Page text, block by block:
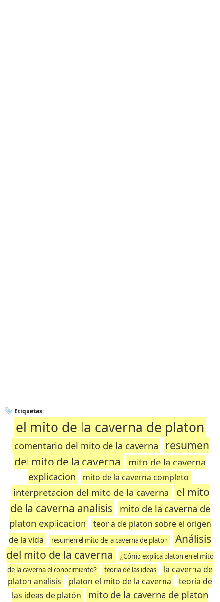
Etiquetas:
el mito de la caverna de platon
comentario del mito de la caverna
resumen
del mito de la caverna
mito de la caverna
explicacion
mito de la caverna completo
interpretacion del mito de la caverna
el mito
de la caverna analisis
mito de la caverna de
platon explicacion
teoria de platon sobre el origen
de la vida
resumen el mito de la caverna de platon
Análisis
del mito de la caverna
¿Cómo explica platon en el mito
de la caverna el conocimiento?
teoria de las ideas
la caverna de
platon analisis
platon el mito de la caverna
teoría de
las ideas de platón
mito de la caverna de platon